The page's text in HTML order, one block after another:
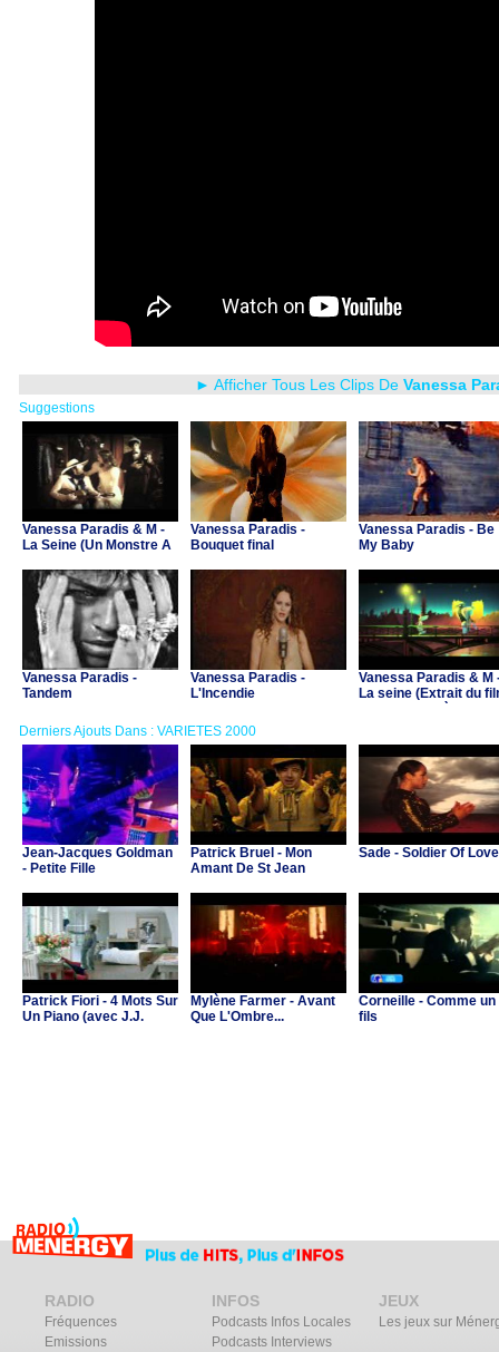
► Afficher Tous Les Clips De Vanessa
Suggestions
Vanessa Paradis & M -
La Seine (Un Monstre A
Vanessa Paradis -
Bouquet final
Vanessa Paradis - Be
My Baby
Vanessa Paradis -
Tandem
Vanessa Paradis -
L'Incendie
Vanessa Paradis & M
La seine (Extrait du
Derniers Ajouts Dans : VARIETES 2000
Jean-Jacques Goldman
- Petite Fille
Patrick Bruel - Mon
Amant De St Jean
Sade - Soldier Of Love
Patrick Fiori - 4 Mots Sur
Un Piano (avec J.J.
Mylène Farmer - Avant
Que L'Ombre...
Corneille - Comme un
fils
RADIO
Fréquences
Emissions
INFOS
Podcasts Infos Locales
Podcasts Interviews
JEUX
Les jeux sur